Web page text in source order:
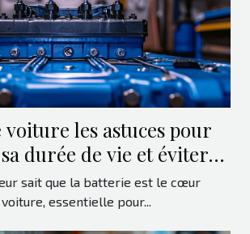
les astuces pour
durée de vie et éviter
sait que la batterie est le cœur
essentielle pour...